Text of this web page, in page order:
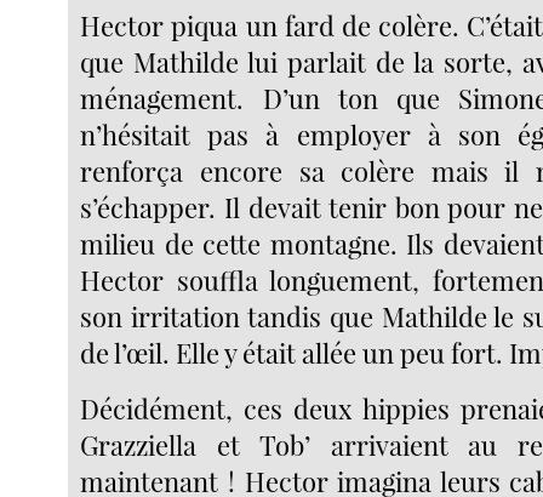
Hector piqua un fard de colère.
que Mathilde lui parlait de la sorte,
ménagement. D’un ton que
n’hésitait pas à employer à son
renforça encore sa colère mais il
s’échapper. Il devait tenir bon pour
milieu de cette montagne. Ils
Hector souffla longuement,
son irritation tandis que Mathilde le
de l’œil. Elle y était allée un peu fort.
Décidément, ces deux hippies
Grazziella et Tob’ arrivaient au
maintenant ! Hector imagina leurs